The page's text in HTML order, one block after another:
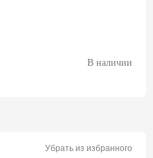
В наличии
Убрать из избранного